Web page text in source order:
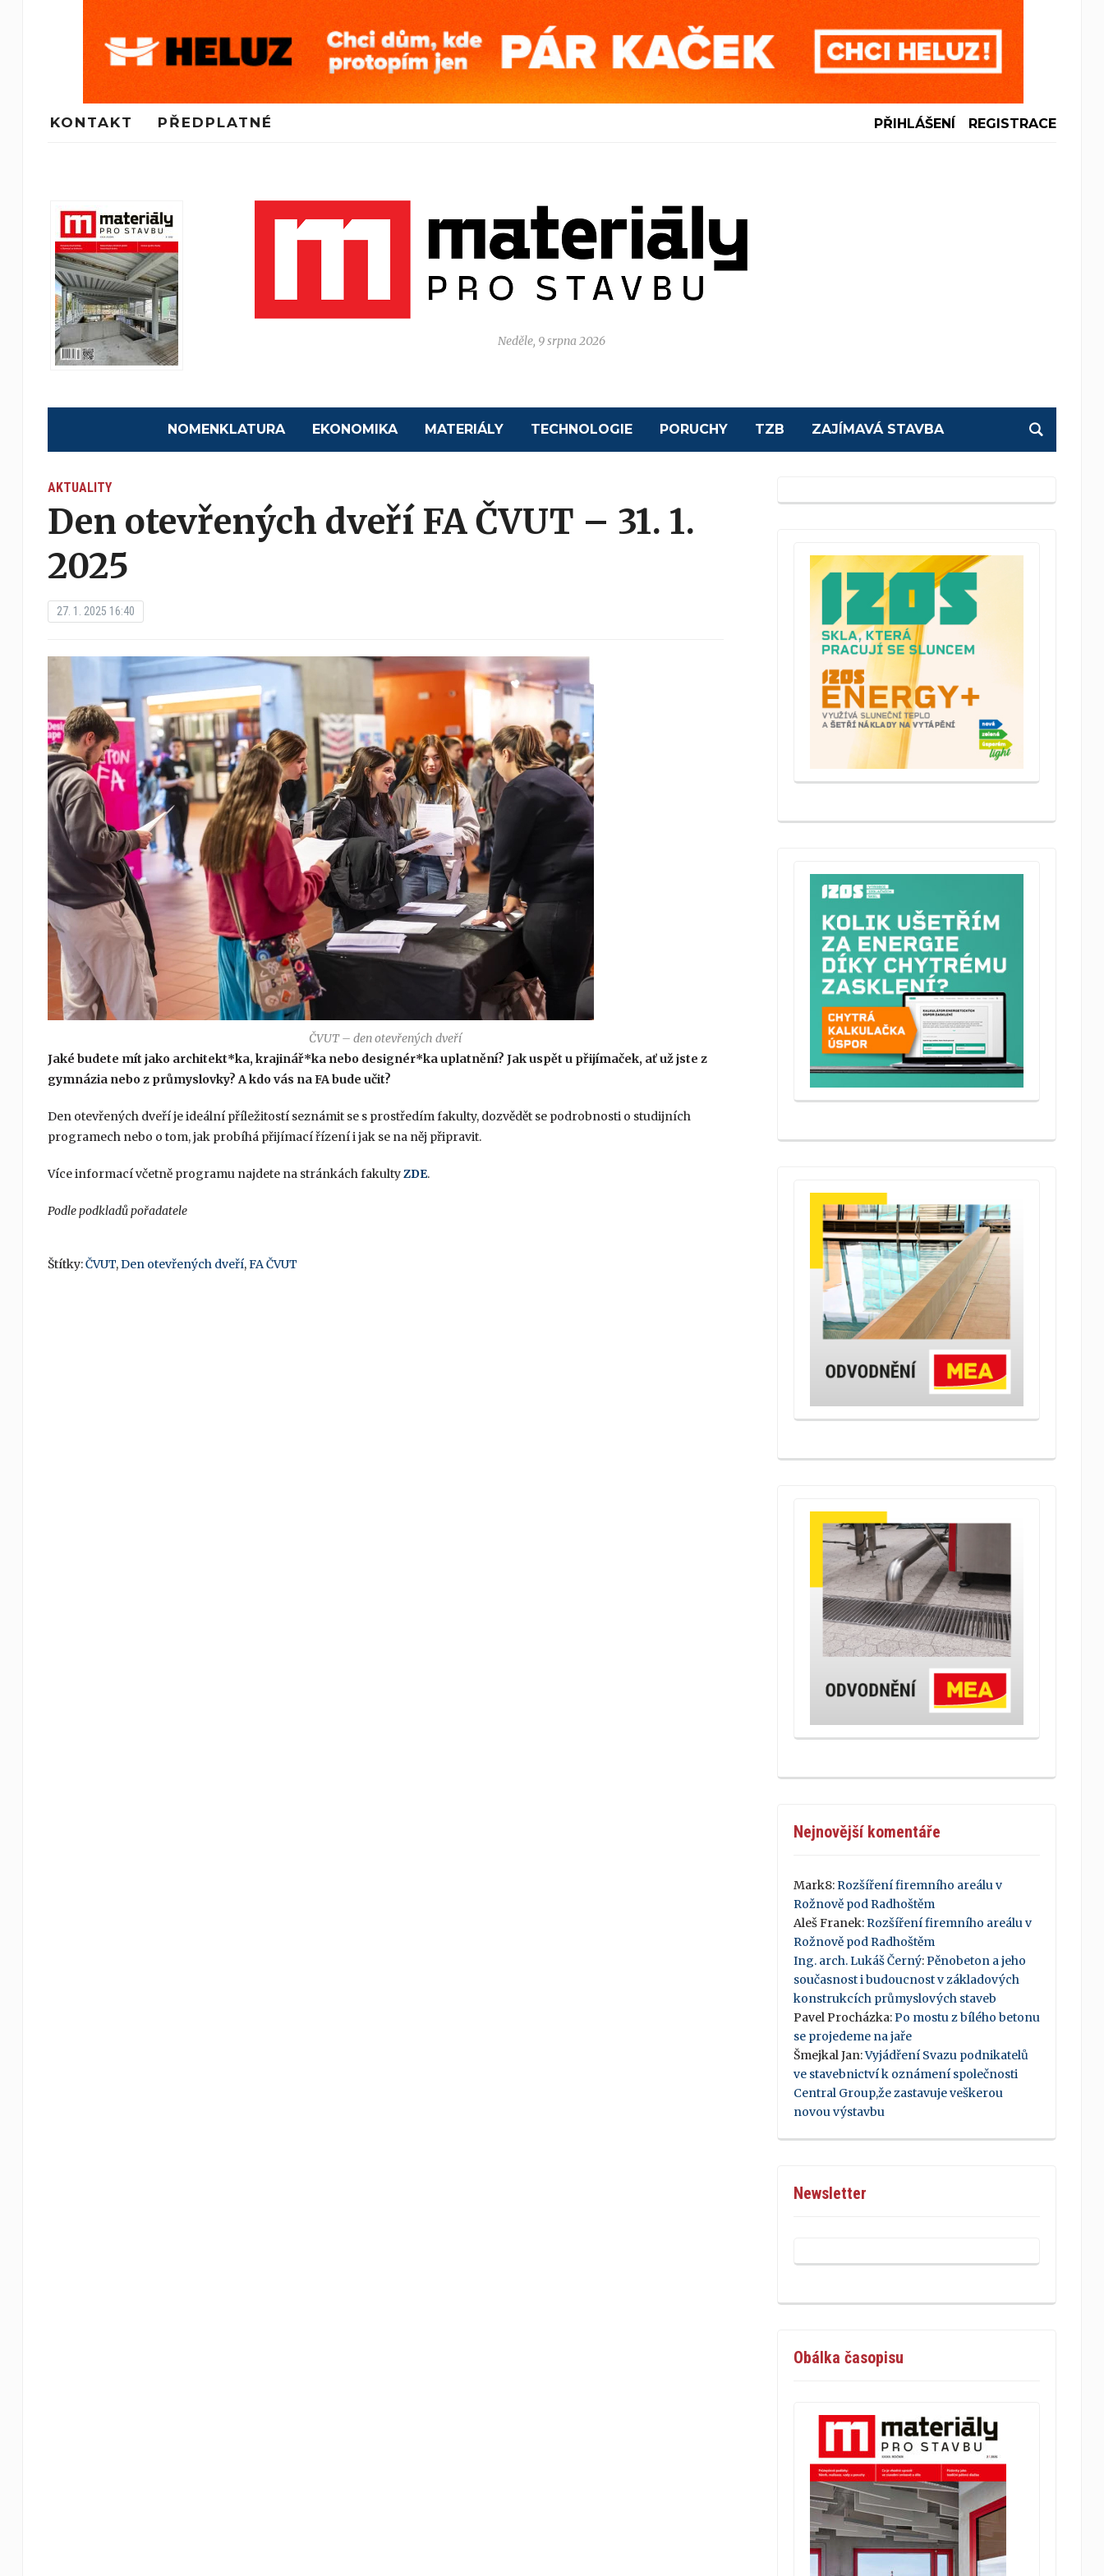
KONTAKT PŘEDPLATNÉ PŘIHLÁŠENÍ REGISTRACE
Neděle, 9 srpna 2026
NOMENKLATURA EKONOMIKA MATERIÁLY TECHNOLOGIE PORUCHY TZB ZAJÍMAVÁ STAVBA
AKTUALITY
Den otevřených dveří FA ČVUT – 31. 1.
2025
27. 1. 2025 16:40
ČVUT – den otevřených dveří
Jaké budete mít jako architekt*ka, krajinář*ka nebo designér*ka uplatnění? Jak uspět u přijímaček, ať už jste z
gymnázia nebo z průmyslovky? A kdo vás na FA bude učit?
Den otevřených dveří je ideální příležitostí seznámit se s prostředím fakulty, dozvědět se podrobnosti o studijních
programech nebo o tom, jak probíhá přijímací řízení i jak se na něj připravit.
Více informací včetně programu najdete na stránkách fakultyZDE.
Podle podkladů pořadatele
Štítky:ČVUT,Den otevřených dveří,FA ČVUT
Nejnovější komentáře
Mark8:Rozšíření firemního areálu v
Rožnově pod Radhoštěm
Aleš Franek:Rozšíření firemního areálu v
Rožnově pod Radhoštěm
Ing. arch. Lukáš Černý:Pěnobeton a jeho
současnost i budoucnost v základových
konstrukcích průmyslových staveb
Pavel Procházka:Po mostu z bílého betonu
se projedeme na jaře
Šmejkal Jan:Vyjádření Svazu podnikatelů
ve stavebnictví k oznámení společnosti
Central Group,že zastavuje veškerou
novou výstavbu
Newsletter
Obálka časopisu